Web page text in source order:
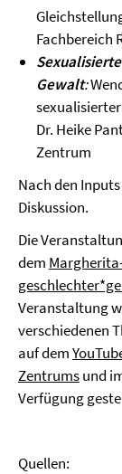
Fachbereich
Gewalt:
Dr. Heike
Zentrum
Nach den
Diskussion.
Die
dem
Veranstaltung
verschiedenen
auf dem
Zentrumsund
Verfügung
Quellen: